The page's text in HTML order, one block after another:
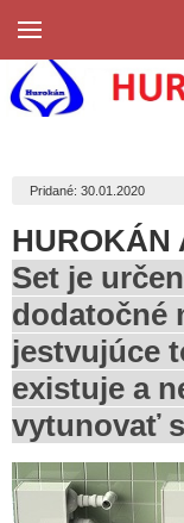
Pridané: 30.01.2020
HUROKÁN
Set je
dodatočné
jestvujúce
existuje a
vytunovať